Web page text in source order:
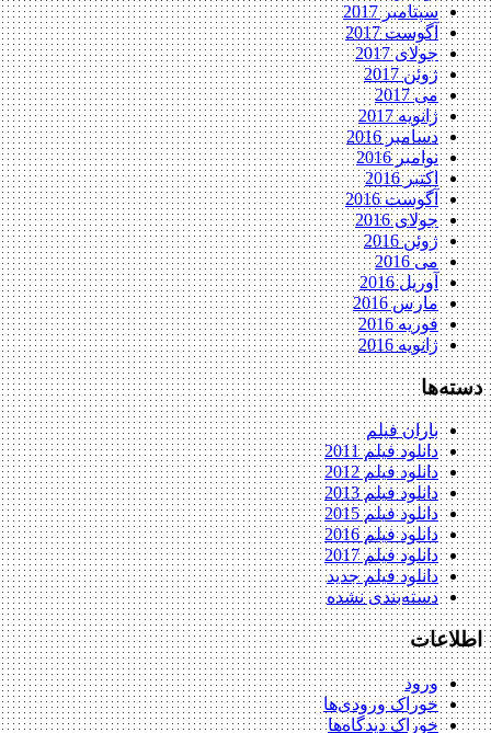
سپتامبر 2017
آگوست 2017
جولای 2017
ژوئن 2017
می 2017
ژانویه 2017
دسامبر 2016
نوامبر 2016
اکتبر 2016
آگوست 2016
جولای 2016
ژوئن 2016
می 2016
آوریل 2016
مارس 2016
فوریه 2016
ژانویه 2016
دسته‌ها
باران فیلم
دانلود فیلم 2011
دانلود فیلم 2012
دانلود فیلم 2013
دانلود فیلم 2015
دانلود فیلم 2016
دانلود فیلم 2017
دانلود فیلم جدید
دسته‌بندی نشده
اطلاعات
ورود
خوراک ورودی‌ها
خوراک دیدگاه‌ها